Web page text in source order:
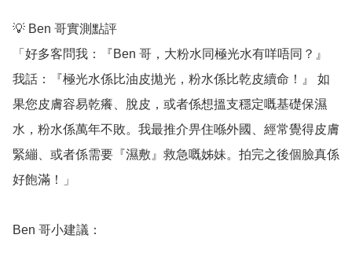
💡 Ben 哥實測點評
「好多客問我：『Ben 哥，大粉水同極光水有咩唔同？』
我話：『極光水係比油皮拋光，粉水係比乾皮續命！』 如
果您皮膚容易乾癢、脫皮，或者係想搵支穩定嘅基礎保濕
水，粉水係萬年不敗。我最推介畀住喺外國、經常覺得皮膚
緊繃、或者係需要『濕敷』救急嘅姊妹。拍完之後個臉真係
好飽滿！」
Ben 哥小建議：